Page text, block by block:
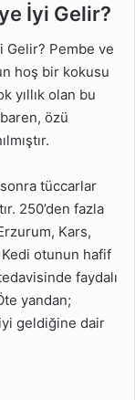
İyi Gelir?
Gelir? Pembe ve
hoş bir kokusu
yıllık olan bu
özü
tüccarlar
250’den fazla
Kars,
otunun hafif
faydalı
yandan;
iyi geldiğine dair